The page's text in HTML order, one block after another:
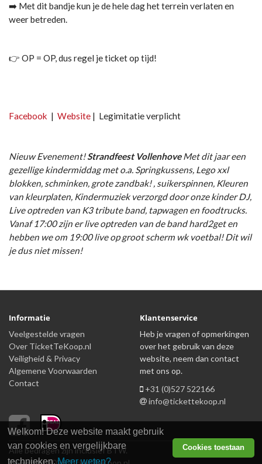
Welkom! Deze website maakt gebruik
van cookies en vergelijkbare
technieken.Meer weten?
Cookies toestaan
➡️ Met dit bandje kun je de hele dag het terrein verlaten en
weer betreden.
👉 OP = OP, dus regel je ticket op tijd!
Facebook | Website | Legimitatie verplicht
Nieuw Evenement!Strandfeest VollenhoveMet dit jaar een
gezellige kindermiddag met o.a. Springkussens, Lego xxl
blokken, schminken, grote zandbak! , suikerspinnen, Kleuren
van kleurplaten, Kindermuziek verzorgd door onze kinder DJ,
Live optreden van K3 tribute band, tapwagen en foodtrucks.
Vanaf 17:00 zijn er live optreden van de band hard2get en
hebben we om 19:00 live op groot scherm wk voetbal! Dit wil
je dus niet missen!
Informatie
Veelgestelde vragen
Over TicketTeKoop.nl
Veiligheid & Privacy
Algemene Voorwaarden
Contact
Klantenservice
Heb je vragen of opmerkingen
over het gebruik van deze
website, neem dan contact
met ons op.
+31 (0)527 522166
info@tickettekoop.nl
Alle bedragen zijn inclusief BTW.